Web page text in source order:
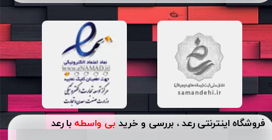
فروشگاه اینترنتی رعد ، بررسی و خرید بی واسطه با رعد